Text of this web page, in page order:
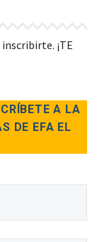
¡TE
A LA
DE EFA EL